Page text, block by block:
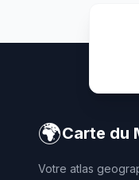
🌍Carte du
Votre atlas